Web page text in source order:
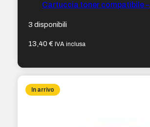
Cartuccia toner compatibile –
3 disponibili
13,40€ IVA inclusa
In arrivo